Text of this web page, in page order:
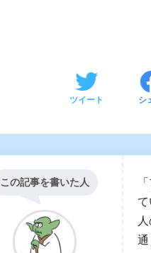
ツイート シ
この記事を書いた人
通